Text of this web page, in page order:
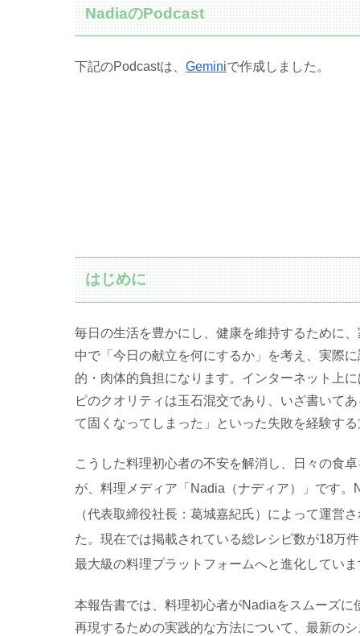
NadiaのPodcast
下記のPodcastは、 Geminiで作成しました。
はじめに
毎日の生活を豊かにし、健康を維持するために
中で「今日の献立を何にするか」を考え、実際
的・肉体的負担になります。インターネット上
ピのクオリティは玉石混交であり、いざ書いて
て固くなってしまった」といった失敗を経験する
こうした料理初心者の不安を解消し、日々の食
が、料理メディア「Nadia（ナディア）」です。
（代表取締役社長：葛城嘉紀氏）によって運営さ
た 。現在では掲載されている総レシピ数が18万
最大級の料理プラットフォームへと進化していま
本報告書では、料理初心者がNadiaをスムーズ
再現するための実践的な方法について、最新の